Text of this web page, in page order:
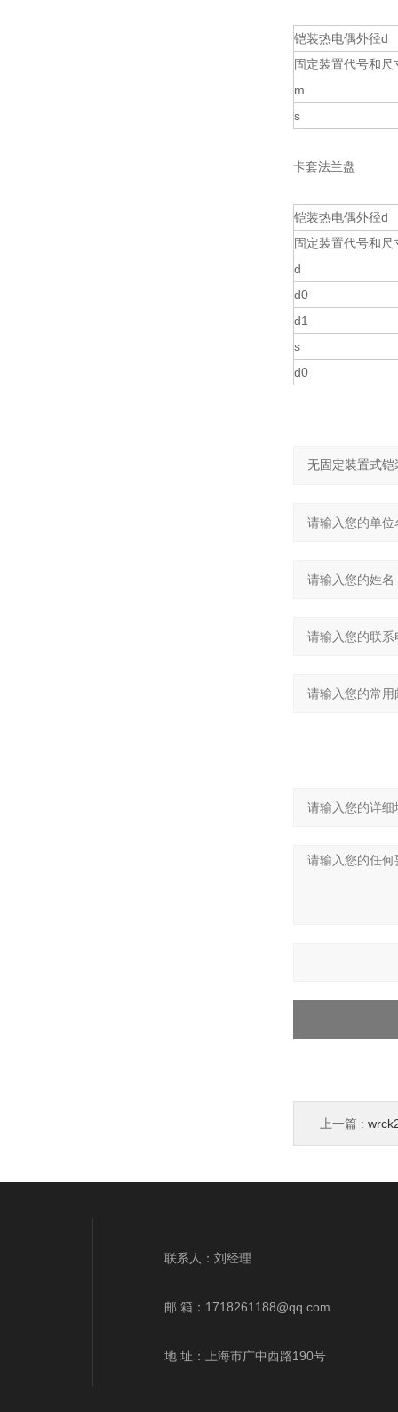
铠装热电偶外径d
固定装置代号和尺
m
s
卡套法兰盘
铠装热电偶外径d
固定装置代号和尺
d
d0
d1
s
d0
上一篇 :
联系人：刘经理
邮 箱： 1718261188@qq.com
地 址：上海市广中西路190号